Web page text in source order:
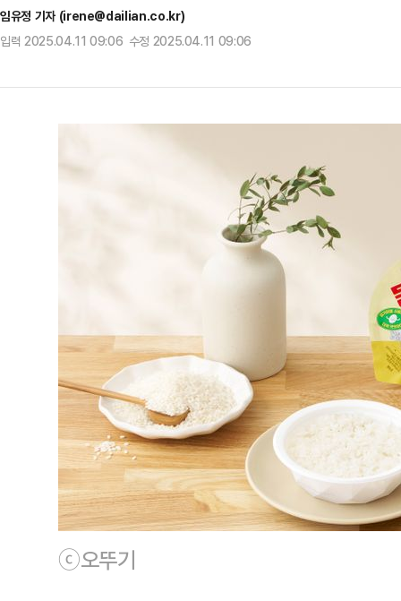
임유정 기자 (irene@dailian.co.kr)
입력 2025.04.11 09:06 수정 2025.04.11 09:06
ⓒ오뚜기